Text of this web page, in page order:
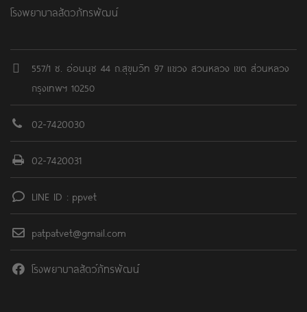
โรงพยาบาลสัตวภัทรพัฒน์
557/1 ซ. อ่อนนุช 44 ถ.สุขุมวิท 97 แขวง สวนหลวง เขต ส่วนหลวง
กรุงเทพฯ 10250
02-7420030
02-7420031
LINE ID : ppvet
patpatvet@gmail.com
โรงพยาบาลสัตว์ภัทรพัฒน์์